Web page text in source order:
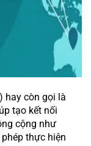
hay còn gọi là
tạo kết nối
cộng như
thực hiện